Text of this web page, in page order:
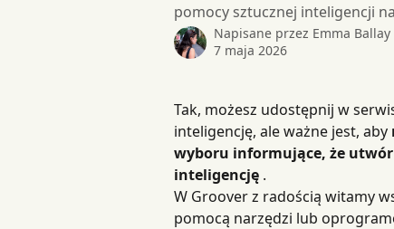
pomocy sztucznej inteligencji
Napisane przez Emma Ballay
7 maja 2026
Tak, możesz udostępnij w
inteligencję, ale ważne jest, aby
wyboru informujące, że utwór
inteligencję .
W Groover z radością witamy
pomocą narzędzi lub